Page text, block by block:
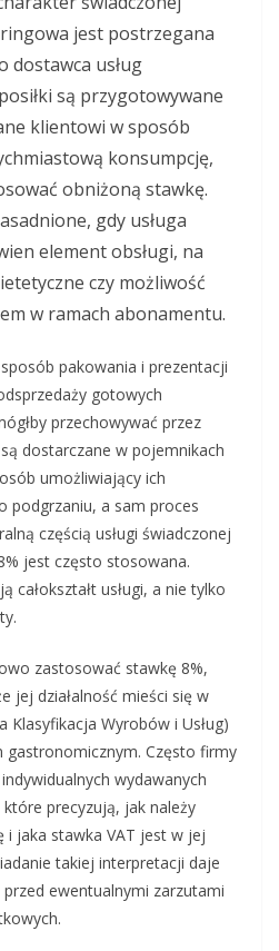
jest postrzegana
dostawca usług
są przygotowywane
klientowi w sposób
konsumpcję,
obniżoną stawkę.
gdy usługa
element obsługi, na
czy możliwość
w ramach abonamentu.
pakowania i prezentacji
gotowych
przechowywać przez
są dostarczane w pojemnikach
umożliwiający ich
podgrzaniu, a sam proces
częścią usługi świadczonej
jest często stosowana.
całokształt usługi, a nie tylko
zastosować stawkę 8%,
jej działalność mieści się w
Klasyfikacja Wyrobów i Usług)
gastronomicznym. Często firmy
wydawanych
precyzują, jak należy
i jaka stawka VAT jest w jej
takiej interpretacji daje
ewentualnymi zarzutami